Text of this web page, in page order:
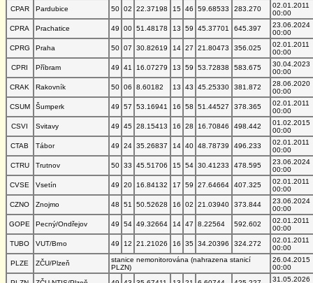
CPAR
Pardubice 50 02 22.37198 15 46 59.68533 283.270
02.01.2011
00:00
CPRA
Prachatice 49 00 51.48178 13 59 45.37701 645.397
23.06.2024
00:00
CPRG
Praha 50 07 30.82619 14 27 21.80473 356.025
02.01.2011
00:00
CPRI
Příbram 49 41 16.07279 13 59 53.72838 583.675
30.04.2023
00:00
CRAK
Rakovník 50 06 8.60182 13 43 45.25330 381.872
28.06.2020
00:00
CSUM
Šumperk 49 57 53.16941 16 58 51.44527 378.365
02.01.2011
00:00
CSVI
Svitavy 49 45 28.15413 16 28 16.70846 498.442
01.02.2015
00:00
CTAB
Tábor 49 24 35.26837 14 40 48.78739 496.233
02.01.2011
00:00
CTRU
Trutnov 50 33 45.51706 15 54 30.41233 478.595
23.06.2024
00:00
CVSE
Vsetín 49 20 16.84132 17 59 27.64664 407.325
02.01.2011
00:00
CZNO
Znojmo 48 51 50.52628 16 02 21.03940 373.844
23.06.2024
00:00
GOPE
Pecný/Ondřejov 49 54 49.32664 14 47 8.22564 592.602
02.01.2011
00:00
TUBO
VUT/Brno 49 12 21.21026 16 35 34.20396 324.272
02.01.2011
00:00
PLZE
ZČU/Plzeň
stanice nemonitorována (nahrazena stanicí
PLZN)
26.04.2015
00:00
31.05.2026